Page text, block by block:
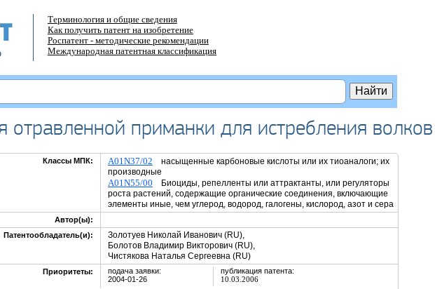
Терминология и общие сведения
Как получить патент на изобретение
Роспатент - методические рекомендации
Международная патентная классификация
отравленной приманки для истребления волков
Классы МПК: A01N37/02 насыщенные карбоновые кислоты или их тиоаналоги; их
производные
A01N55/00 Биоциды, репелленты или аттрактанты, или регуляторы
роста растений, содержащие органические соединения, включающие
элементы иные, чем углерод, водород, галогены, кислород, азот и сера
Автор(ы):
Патентообладатель(и):
Золотуев Николай Иванович (RU),
Болотов Владимир Викторович (RU),
Чистякова Наталья Сергеевна (RU)
Приоритеты:
подача заявки:
2004-01-26
публикация патента:
10.03.2006